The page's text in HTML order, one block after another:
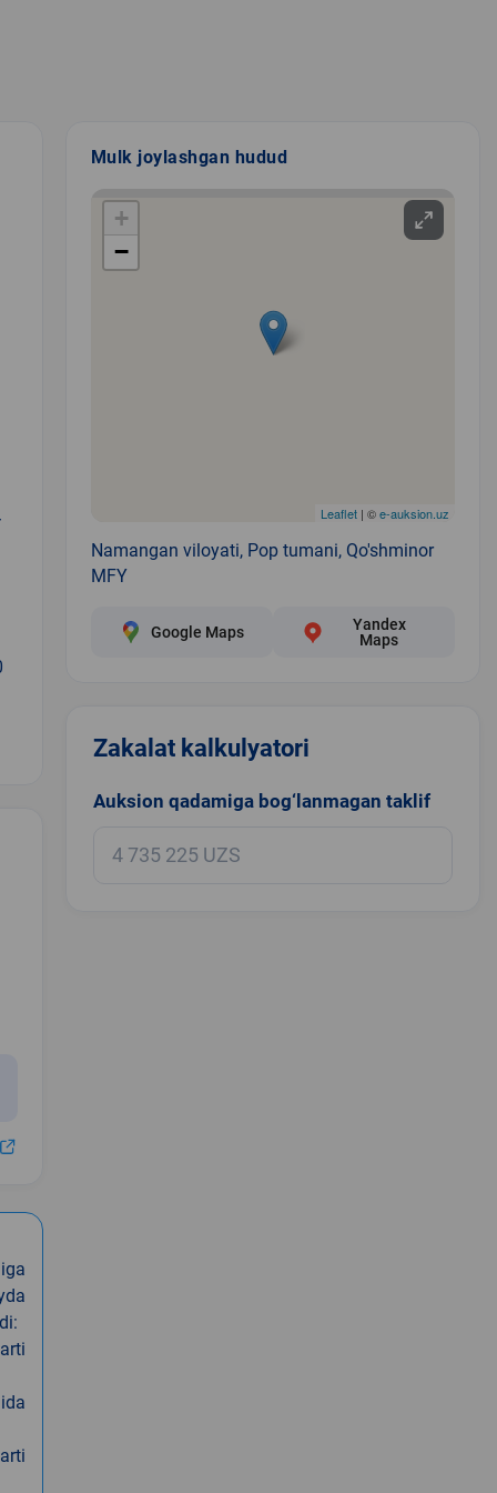
Mulk joylashgan hudud
+
−
Leaflet| ©e-auksion.uz
Namangan viloyati, Pop tumani, Qo'shminor
MFY
Google Maps
Yandex
Maps
Zakalat kalkulyatori
Auksion qadamiga bog‘lanmagan taklif